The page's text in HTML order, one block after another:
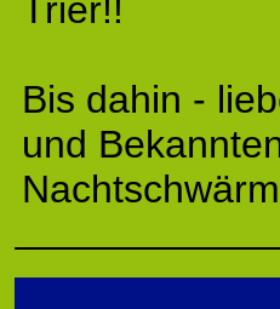
Trier!!
Bis dahin -
und